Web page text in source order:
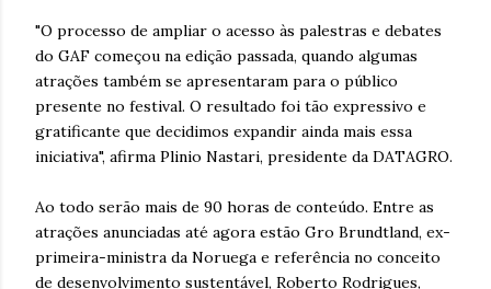
"O processo de ampliar o acesso às palestras e debates
do GAF começou na edição passada, quando algumas
atrações também se apresentaram para o público
presente no festival. O resultado foi tão expressivo e
gratificante que decidimos expandir ainda mais essa
iniciativa", afirma Plinio Nastari, presidente da DATAGRO.
Ao todo serão mais de 90 horas de conteúdo. Entre as
atrações anunciadas até agora estão Gro Brundtland, ex-
primeira-ministra da Noruega e referência no conceito
de desenvolvimento sustentável, Roberto Rodrigues,